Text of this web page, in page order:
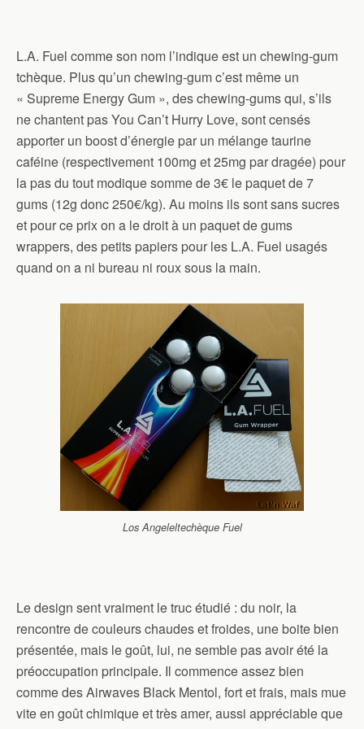
L.A. Fuel comme son nom l’indique est un chewing-gum
tchèque. Plus qu’un chewing-gum c’est même un
« Supreme Energy Gum », des chewing-gums qui, s’ils
ne chantent pas You Can’t Hurry Love, sont censés
apporter un boost d’énergie par un mélange taurine
caféine (respectivement 100mg et 25mg par dragée) pour
la pas du tout modique somme de 3€ le paquet de 7
gums (12g donc 250€/kg). Au moins ils sont sans sucres
et pour ce prix on a le droit à un paquet de gums
wrappers, des petits papiers pour les L.A. Fuel usagés
quand on a ni bureau ni roux sous la main.
Los Angeleltechèque Fuel
Le design sent vraiment le truc étudié : du noir, la
rencontre de couleurs chaudes et froides, une boite bien
présentée, mais le goût, lui, ne semble pas avoir été la
préoccupation principale. Il commence assez bien
comme des Airwaves Black Mentol, fort et frais, mais mue
vite en goût chimique et très amer, aussi appréciable que